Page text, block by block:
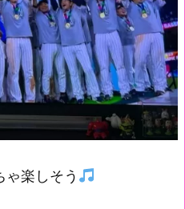
ゃ楽しそう